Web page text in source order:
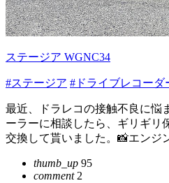
ステージア WGNC34
#ステージア #ドライブレコーダ
最近、ドラレコの接触不良に悩
ーラーに相談したら、ギリギリ
交換して貰いました。📸エンジ
thumb_up 95
comment2